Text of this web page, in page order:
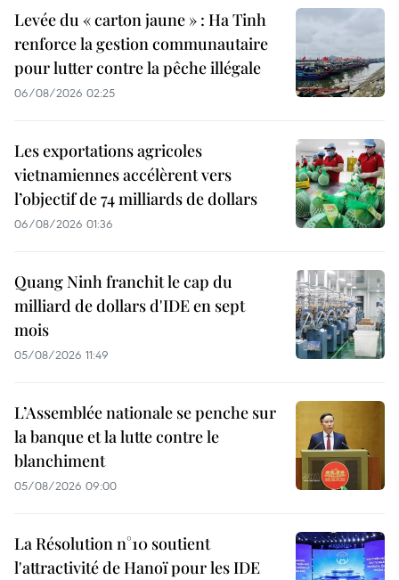
Levée du « carton jaune » : Ha Tinh
renforce la gestion communautaire
pour lutter contre la pêche illégale
06/08/2026 02:25
Les exportations agricoles
vietnamiennes accélèrent vers
l’objectif de 74 milliards de dollars
06/08/2026 01:36
Quang Ninh franchit le cap du
milliard de dollars d'IDE en sept
mois
05/08/2026 11:49
L’Assemblée nationale se penche sur
la banque et la lutte contre le
blanchiment
05/08/2026 09:00
La Résolution n°10 soutient
l'attractivité de Hanoï pour les IDE